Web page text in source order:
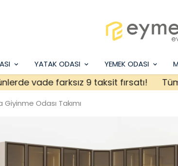
YATAK ODASI YEMEK ODASI
vade farksız 9 taksit fırsatı! Tüm
Giyinme Odası Takımı